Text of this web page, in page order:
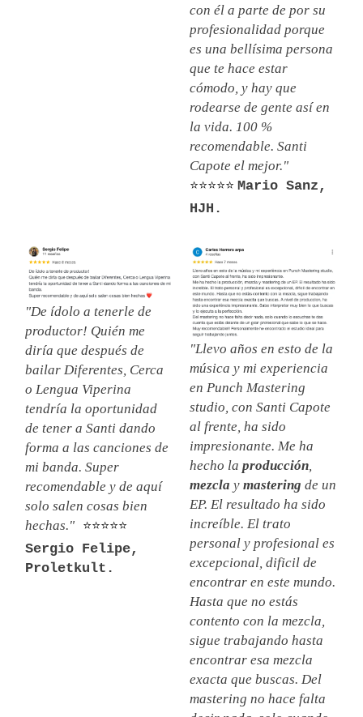
con él a parte de por su
profesionalidad porque
es una bellísima persona
que te hace estar
cómodo, y hay que
rodearse de gente así en
la vida. 100 %
recomendable. Santi
Capote el mejor."
⭐⭐⭐⭐⭐ Mario Sanz,
HJH.
"De ídolo a tenerle de
productor! Quién me
diría que después de
bailar Diferentes, Cerca
o Lengua Viperina
tendría la oportunidad
de tener a Santi dando
forma a las canciones de
mi banda. Super
recomendable y de aquí
solo salen cosas bien
hechas."
⭐⭐⭐⭐⭐
Sergio Felipe,
Proletkult.
"Llevo años en esto de la
música y mi experiencia
en Punch Mastering
studio, con Santi Capote
al frente, ha sido
impresionante. Me ha
hecho la producción,
mezcla y mastering de un
EP. El resultado ha sido
increíble. El trato
personal y profesional es
excepcional, dificil de
encontrar en este mundo.
Hasta que no estás
contento con la mezcla,
sigue trabajando hasta
encontrar esa mezcla
exacta que buscas. Del
mastering no hace falta